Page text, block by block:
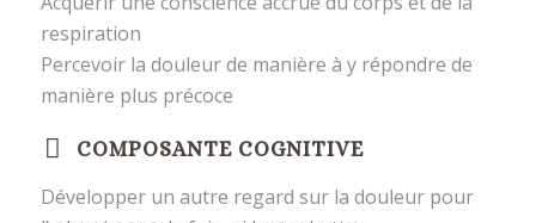
respiration
Percevoir la douleur de manière à y répondre de
manière plus précoce
COMPOSANTE COGNITIVE
Développer un autre regard sur la douleur pour